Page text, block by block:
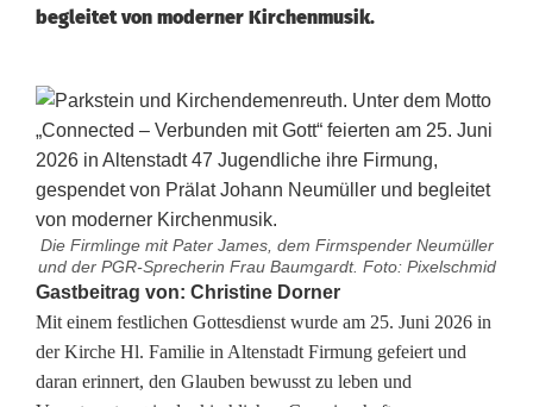
begleitet von moderner Kirchenmusik.
Die Firmlinge mit Pater James, dem Firmspender Neumüller
und der PGR-Sprecherin Frau Baumgardt. Foto: Pixelschmid
F
i
r
Gastbeitrag von: Christine Dorner
Mit einem festlichen Gottesdienst wurde am 25. Juni 2026 in
der Kirche Hl. Familie in Altenstadt Firmung gefeiert und
daran erinnert, den Glauben bewusst zu leben und